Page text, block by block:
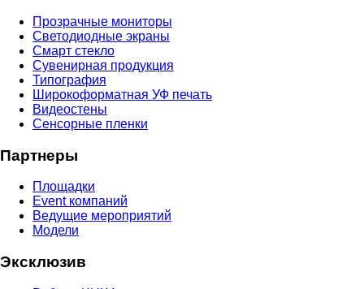
Прозрачные мониторы
Светодиодные экраны
Смарт стекло
Сувенирная продукция
Типография
Широкоформатная УФ печать
Видеостены
Сенсорные пленки
Партнеры
Площадки
Event компаний
Ведущие мероприятий
Модели
Эксклюзив